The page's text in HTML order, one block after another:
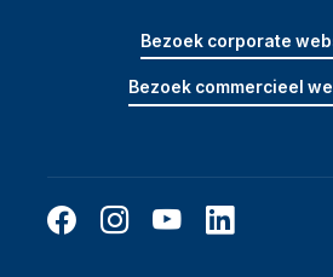
Bezoek corporate
Bezoek commercieel